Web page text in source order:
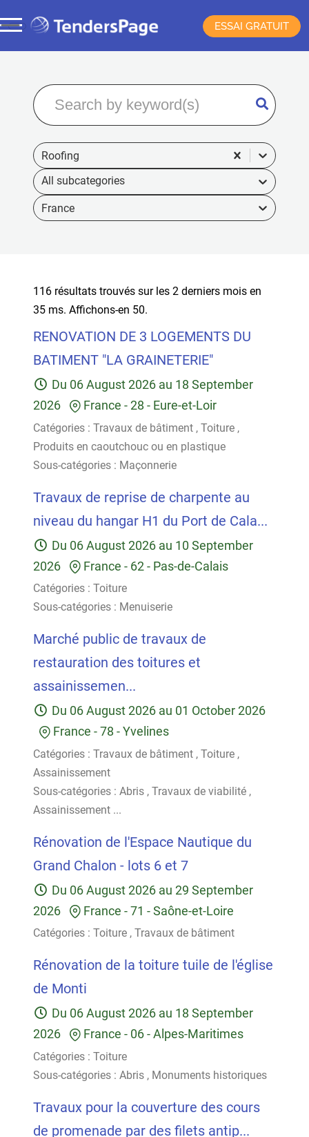
ESSAI GRATUIT
Roofing
France
116 résultats trouvés sur les 2 derniers mois en
35 ms. Affichons-en 50.
RENOVATION DE 3 LOGEMENTS DU
BATIMENT "LA GRAINETERIE"
Du 06 August 2026 au 18 September
2026
France -28 - Eure-et-Loir
Catégories : Travaux de bâtiment , Toiture ,
Produits en caoutchouc ou en plastique
Sous-catégories : Maçonnerie
Travaux de reprise de charpente au
niveau du hangar H1 du Port de Cala...
Du 06 August 2026 au 10 September
2026
France - 62 - Pas-de-Calais
Catégories : Toiture
Sous-catégories : Menuiserie
Marché public de travaux de
restauration des toitures et
assainissemen...
Du 06 August 2026 au 01 October 2026
France -78 - Yvelines
Catégories : Travaux de bâtiment , Toiture ,
Assainissement
Sous-catégories : Abris , Travaux de viabilité ,
Assainissement ...
Rénovation de l'Espace Nautique du
Grand Chalon - lots 6 et 7
Du 06 August 2026 au 29 September
2026
France -71 - Saône-et-Loire
Catégories : Toiture , Travaux de bâtiment
Rénovation de la toiture tuile de l'église
de Monti
Du 06 August 2026 au 18 September
2026
France - 06 - Alpes-Maritimes
Catégories : Toiture
Sous-catégories : Abris , Monuments historiques
Travaux pour la couverture des cours
de promenade par des filets antip...